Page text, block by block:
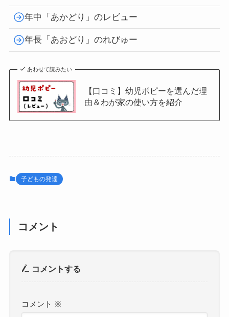
年中「あかどり」のレビュー
年長「あおどり」のれびゅー
あわせて読みたい
【口コミ】幼児ポピーを選んだ理
由＆わが家の使い方を紹介
子どもの発達
コメント
コメントする
コメント ※